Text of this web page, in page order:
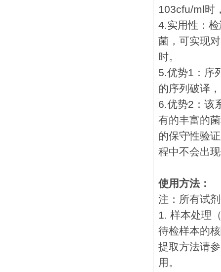
103cfu/ml时
4.实用性：
菌，可实现
时。
5.优势1：序
的序列破译
6.优势2：该
有的丰富的
的保守性验
程中不会出
使用方法：
注：所有试
1. 样本处理
待检样本的
提取方法请
用。